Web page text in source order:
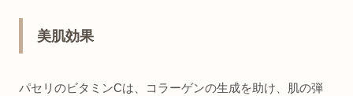
美肌効果
パセリのビタミンCは、コラーゲンの生成を助け、肌の弾